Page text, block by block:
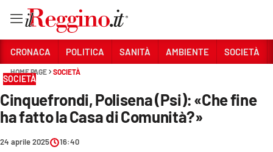
Sezioni
CRONACA
CRONACA POLITICA SANITÀ AMBIENTE SOCIETÀ
HOME PAGE SOCIETÀ
SOCIETÀ
Cinquefrondi, Polisena (Psi): «Che fine
ha fatto la Casa di Comunità?»
24 aprile 2025 16:40